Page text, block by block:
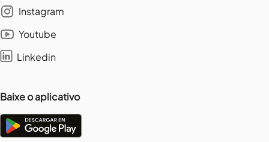
Instagram
Youtube
Linkedin
Baixe o aplicativo